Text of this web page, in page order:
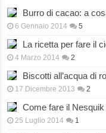
Burro di cacao: a
6 Gennaio 2014 5
La ricetta per fare il
4 Marzo 2014 2
Biscotti all’acqua di
17 Dicembre 2013 2
Come fare il
25 Luglio 2014 1